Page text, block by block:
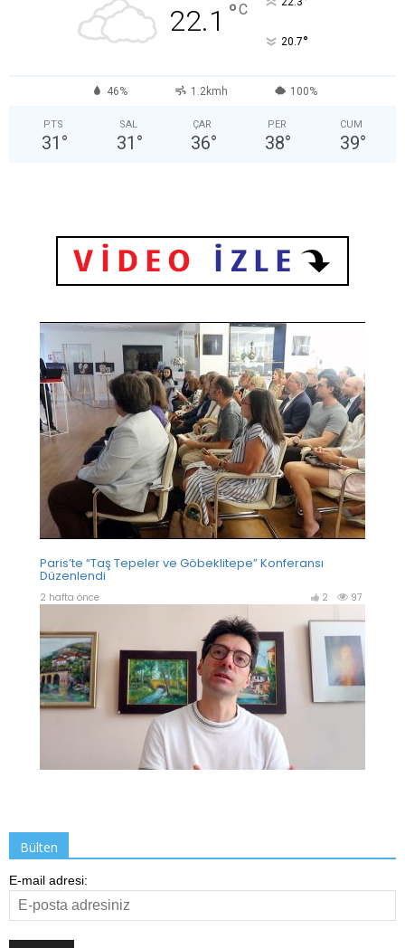
22.1 °C
20.7°
46% 1.2kmh 100%
PTS
31 °
SAL
31 °
ÇAR
36°
PER
38°
CUM
39°
Bülten
E-mail adresi: